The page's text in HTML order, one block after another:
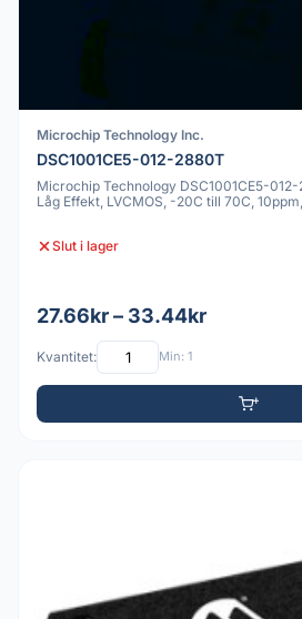
Microchip Technology Inc.
DSC1001CE5-012-2880T
Microchip Technology DSC1001CE5-
Låg Effekt, LVCMOS, -20C till 70C, 10ppm,
Slut i lager
27.66kr – 33.44kr
Kvantitet: Min: 1